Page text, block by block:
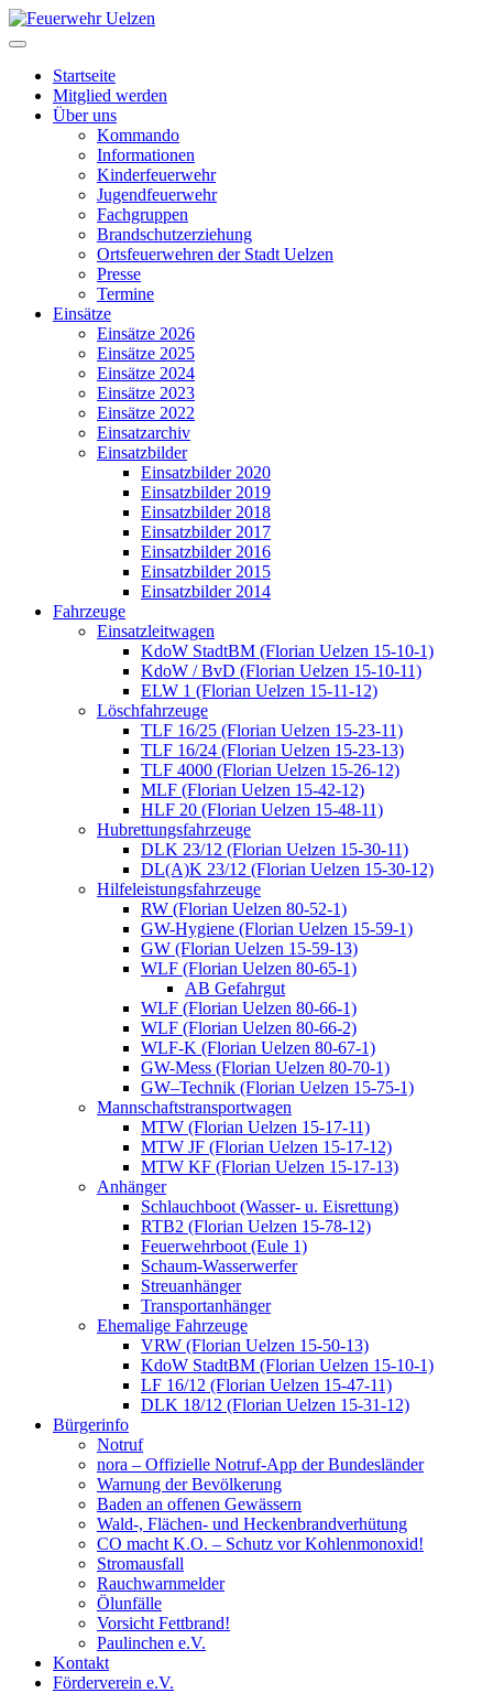
Startseite
Mitglied werden
Über uns
Kommando
Informationen
Kinderfeuerwehr
Jugendfeuerwehr
Fachgruppen
Brandschutzerziehung
Ortsfeuerwehren der Stadt Uelzen
Presse
Termine
Einsätze
Einsätze 2026
Einsätze 2025
Einsätze 2024
Einsätze 2023
Einsätze 2022
Einsatzarchiv
Einsatzbilder
Einsatzbilder 2020
Einsatzbilder 2019
Einsatzbilder 2018
Einsatzbilder 2017
Einsatzbilder 2016
Einsatzbilder 2015
Einsatzbilder 2014
Fahrzeuge
Einsatzleitwagen
KdoW StadtBM (Florian Uelzen 15-10-1)
KdoW / BvD (Florian Uelzen 15-10-11)
ELW 1 (Florian Uelzen 15-11-12)
Löschfahrzeuge
TLF 16/25 (Florian Uelzen 15-23-11)
TLF 16/24 (Florian Uelzen 15-23-13)
TLF 4000 (Florian Uelzen 15-26-12)
MLF (Florian Uelzen 15-42-12)
HLF 20 (Florian Uelzen 15-48-11)
Hubrettungsfahrzeuge
DLK 23/12 (Florian Uelzen 15-30-11)
DL(A)K 23/12 (Florian Uelzen 15-30-12)
Hilfeleistungsfahrzeuge
RW (Florian Uelzen 80-52-1)
GW-Hygiene (Florian Uelzen 15-59-1)
GW (Florian Uelzen 15-59-13)
WLF (Florian Uelzen 80-65-1)
AB Gefahrgut
WLF (Florian Uelzen 80-66-1)
WLF (Florian Uelzen 80-66-2)
WLF-K (Florian Uelzen 80-67-1)
GW-Mess (Florian Uelzen 80-70-1)
GW–Technik (Florian Uelzen 15-75-1)
Mannschaftstransportwagen
MTW (Florian Uelzen 15-17-11)
MTW JF (Florian Uelzen 15-17-12)
MTW KF (Florian Uelzen 15-17-13)
Anhänger
Schlauchboot (Wasser- u. Eisrettung)
RTB2 (Florian Uelzen 15-78-12)
Feuerwehrboot (Eule 1)
Schaum-Wasserwerfer
Streuanhänger
Transportanhänger
Ehemalige Fahrzeuge
VRW (Florian Uelzen 15-50-13)
KdoW StadtBM (Florian Uelzen 15-10-1)
LF 16/12 (Florian Uelzen 15-47-11)
DLK 18/12 (Florian Uelzen 15-31-12)
Bürgerinfo
Notruf
nora – Offizielle Notruf-App der Bundesländer
Warnung der Bevölkerung
Baden an offenen Gewässern
Wald-, Flächen- und Heckenbrandverhütung
CO macht K.O. – Schutz vor Kohlenmonoxid!
Stromausfall
Rauchwarnmelder
Ölunfälle
Vorsicht Fettbrand!
Paulinchen e.V.
Kontakt
Förderverein e.V.